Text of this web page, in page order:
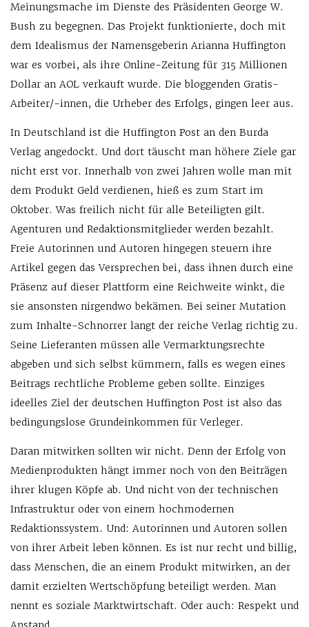
Meinungsmache im Dienste des Präsidenten George W.
Bush zu begegnen. Das Projekt funktionierte, doch mit
dem Idealismus der Namensgeberin Arianna Huffington
war es vorbei, als ihre Online-Zeitung für 315 Millionen
Dollar an AOL verkauft wurde. Die bloggenden Gratis-
Arbeiter/-innen, die Urheber des Erfolgs, gingen leer aus.
In Deutschland ist die Huffington Post an den Burda
Verlag angedockt. Und dort täuscht man höhere Ziele gar
nicht erst vor. Innerhalb von zwei Jahren wolle man mit
dem Produkt Geld verdienen, hieß es zum Start im
Oktober. Was freilich nicht für alle Beteiligten gilt.
Agenturen und Redaktionsmitglieder werden bezahlt.
Freie Autorinnen und Autoren hingegen steuern ihre
Artikel gegen das Versprechen bei, dass ihnen durch eine
Präsenz auf dieser Plattform eine Reichweite winkt, die
sie ansonsten nirgendwo bekämen. Bei seiner Mutation
zum Inhalte-Schnorrer langt der reiche Verlag richtig zu.
Seine Lieferanten müssen alle Vermarktungsrechte
abgeben und sich selbst kümmern, falls es wegen eines
Beitrags rechtliche Probleme geben sollte. Einziges
ideelles Ziel der deutschen Huffington Post ist also das
bedingungslose Grundeinkommen für Verleger.
Daran mitwirken sollten wir nicht. Denn der Erfolg von
Medienprodukten hängt immer noch von den Beiträgen
ihrer klugen Köpfe ab. Und nicht von der technischen
Infrastruktur oder von einem hochmodernen
Redaktionssystem. Und: Autorinnen und Autoren sollen
von ihrer Arbeit leben können. Es ist nur recht und billig,
dass Menschen, die an einem Produkt mitwirken, an der
damit erzielten Wertschöpfung beteiligt werden. Man
nennt es soziale Marktwirtschaft. Oder auch: Respekt und